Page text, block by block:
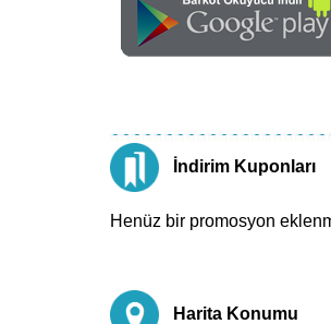
İndirim Kuponları
Henüz bir promosyon
Harita Konumu